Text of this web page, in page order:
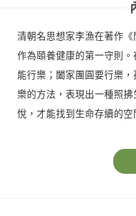
清朝名思想家李漁在著作《
作為頤養健康的第一守則
能行樂；闔家團圓要行樂
樂的方法，表現出一種照
悅，才能找到生命存續的空